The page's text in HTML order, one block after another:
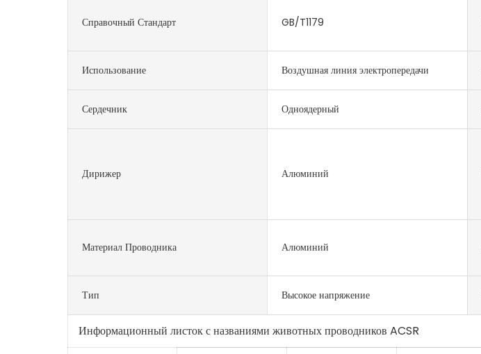
Справочный Стандарт GB/T1179
Использование Воздушная линия электропередачи
Сердечник Одноядерный
Дирижер Алюминий
Материал Проводника Алюминий
Тип Высокое напряжение
Информационный листок с названиями животных проводников ACSR